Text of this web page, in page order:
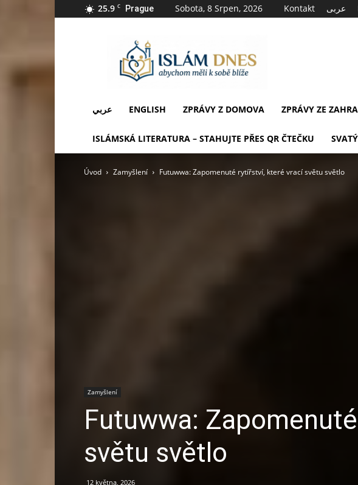
25.9 C Prague Sobota, 8 Srpen, 2026 Kontakt عربى
عربي ENGLISH ZPRÁVY Z DOMOVA ZPRÁVY ZE
ISLÁMSKÁ LITERATURA – STAHUJTE PŘES QR ČTEČKU
Úvod Zamyšlení Futuwwa: Zapomenuté rytířství, které vrací světu světlo
Zamyšlení
Futuwwa:
světu světlo
12 května, 2026